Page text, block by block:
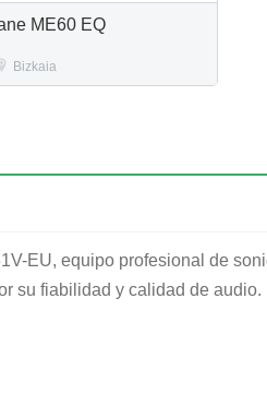
ME60 EQ
Bizkaia
EU, equipo profesional de
su fiabilidad y calidad de audio.